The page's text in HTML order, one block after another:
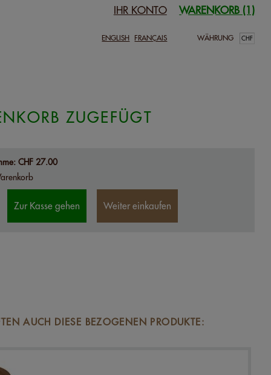
IHR KONTO WARENKORB (1)
ENGLISH FRANÇAIS WÄHRUNG
ZUGEFÜGT
CHF 27.00
Zur Kasse gehen Weiter einkaufen
AUCH DIESE BEZOGENEN PRODUKTE: